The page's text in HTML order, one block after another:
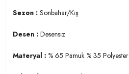
Sezon : Sonbahar/Kış
Desen : Desensiz
Materyal : % 65 Pamuk % 35 Polyester